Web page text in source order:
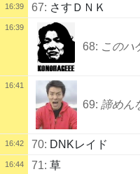
16:39 67: さすＤＮＫ
16:39
68: このハ
16:41
69: 諦めん
16:42 70: DNKレイド
16:44 71: 草